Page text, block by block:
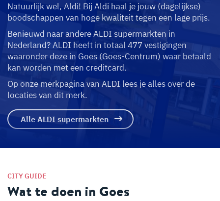
Natuurlijk wel, Aldi! Bij Aldi haal je jouw (dagelijkse)
boodschappen van hoge kwaliteit tegen een lage prijs.
Benieuwd naar andere ALDI supermarkten in
Nederland? ALDI heeft in totaal 477 vestigingen
waaronder deze in Goes (Goes-Centrum) waar betaald
kan worden met een creditcard.
Op onze merkpagina van ALDI lees je alles over de
locaties van dit merk.
Alle ALDI supermarkten
CITY GUIDE
Wat te doen in Goes